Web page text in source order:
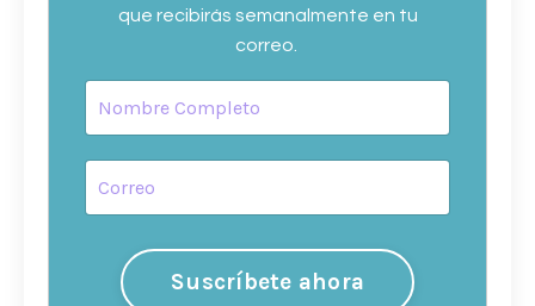
que recibirás semanalmente en tu
correo.